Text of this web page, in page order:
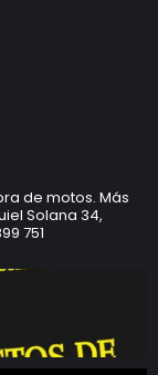
de motos. Más
Solana 34,
751